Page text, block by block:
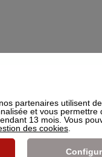
partenaires utilisent
et vous
13 mois. Vous
des cookies